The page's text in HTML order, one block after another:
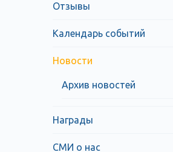
Отзывы
Календарь событий
Новости
Архив новостей
Награды
СМИ о нас